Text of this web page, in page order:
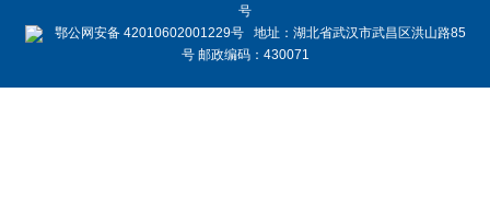
号
鄂公网安备 42010602001229号 地址：湖北省武汉市武昌区洪山路85
号 邮政编码：430071